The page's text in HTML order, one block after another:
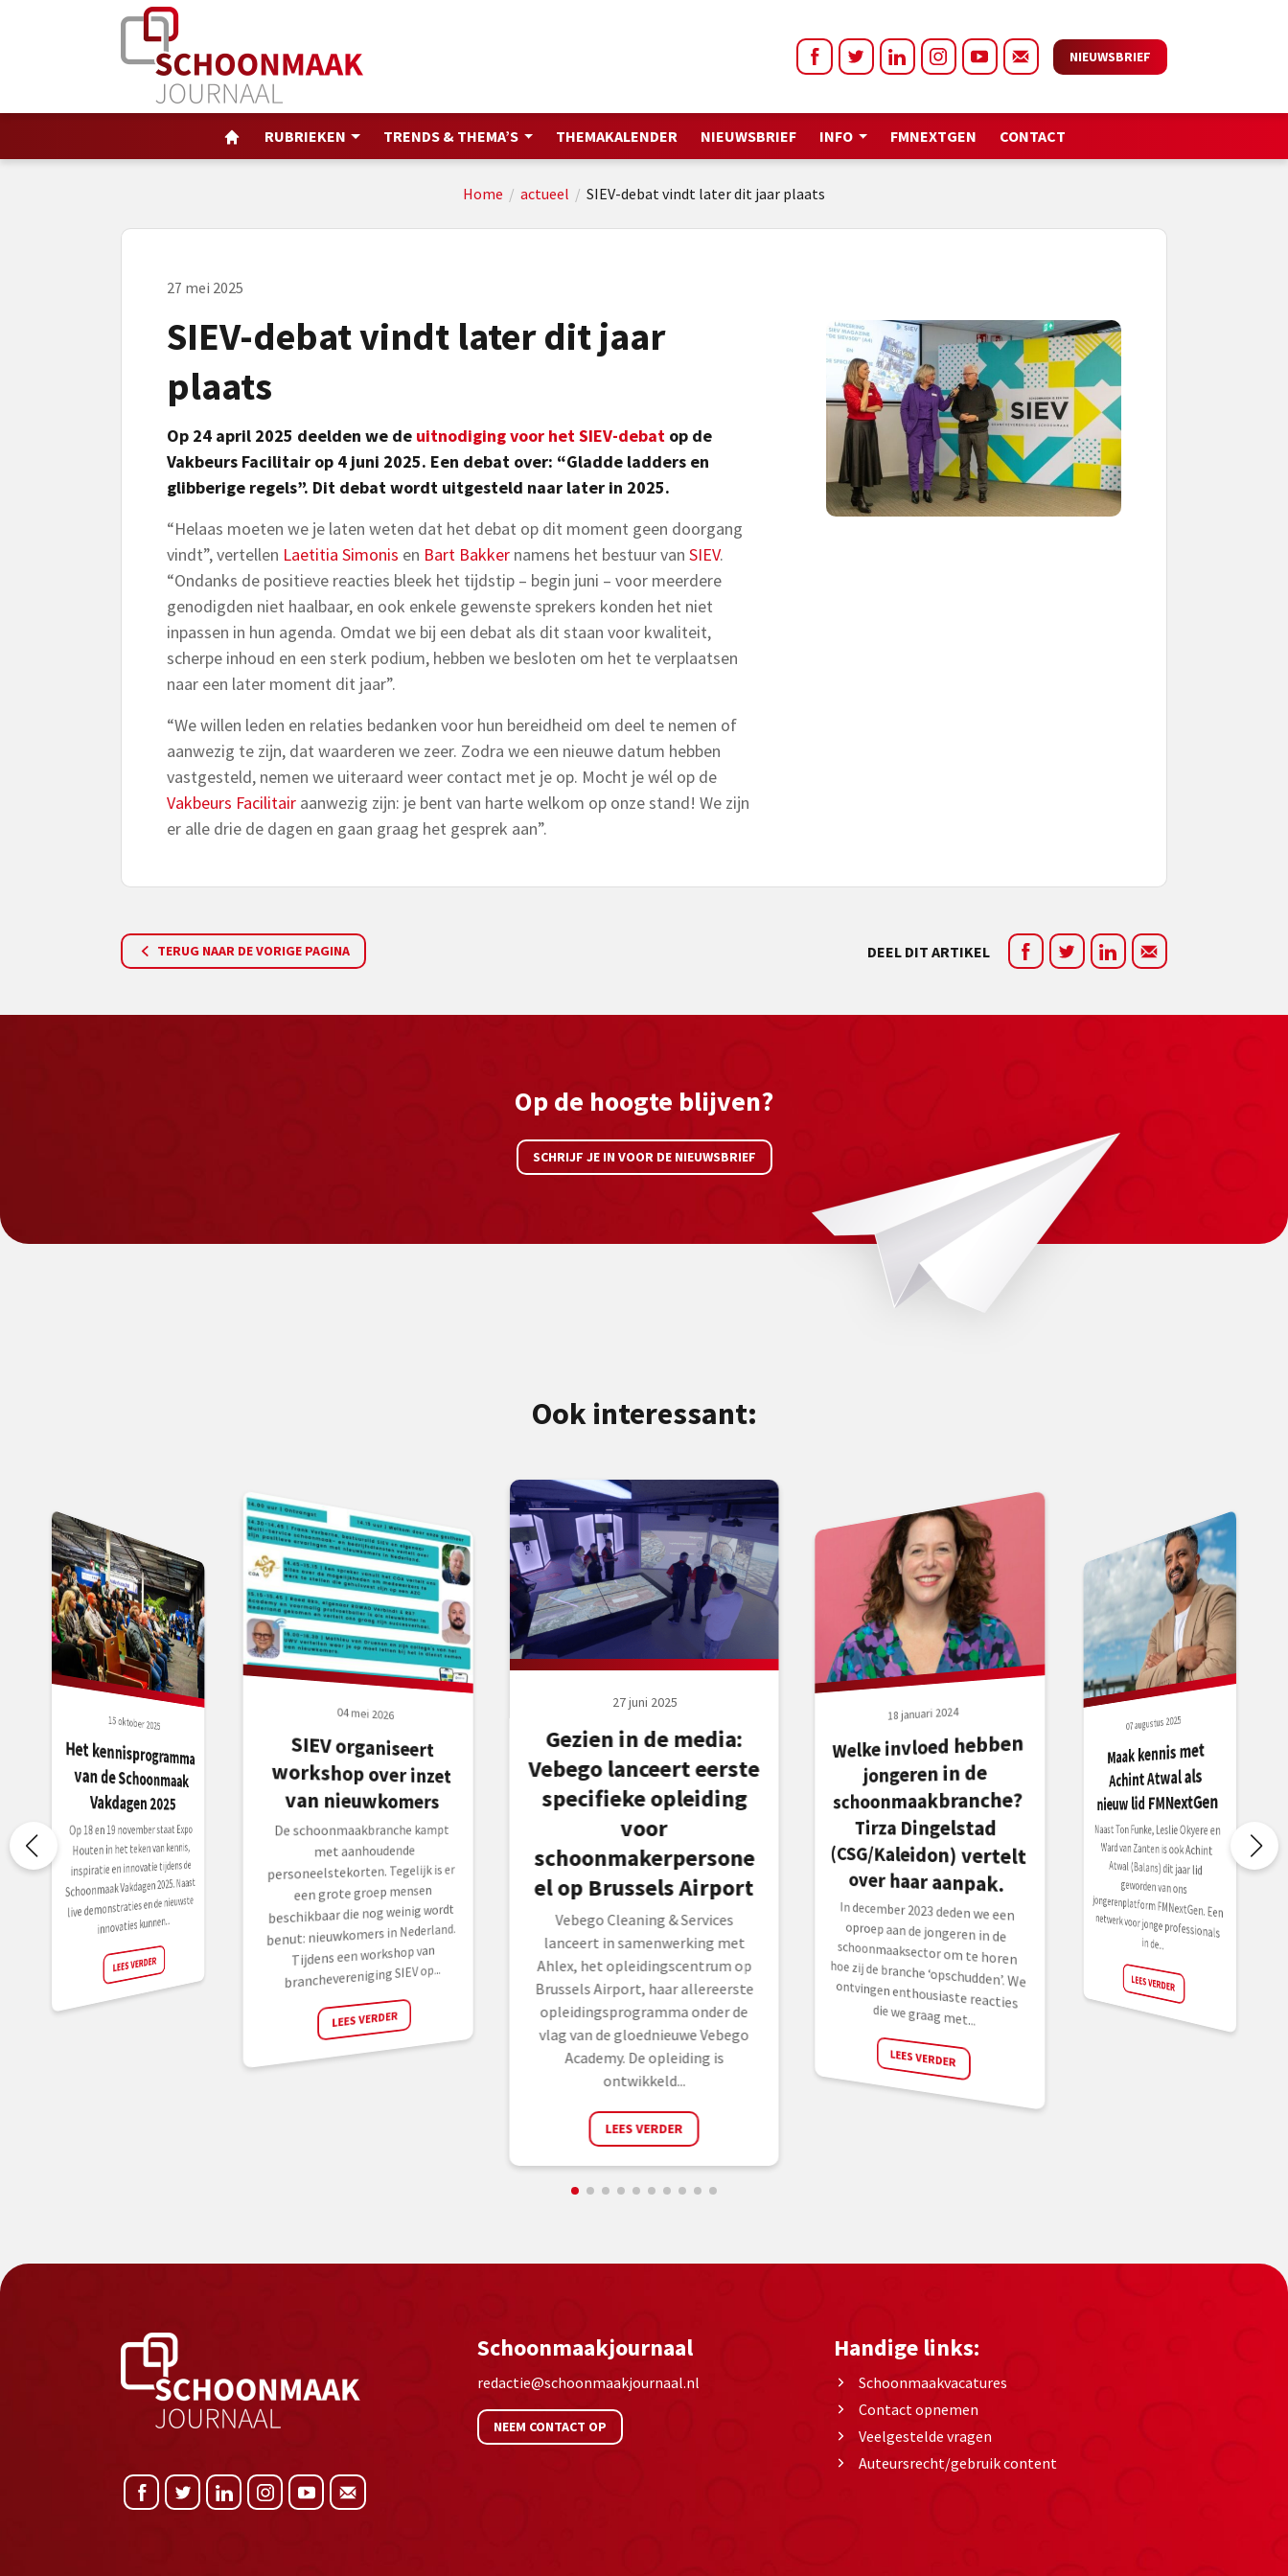
NIEUWSBRIEF
RUBRIEKEN TRENDS & THEMA’S THEMAKALENDER NIEUWSBRIEF INFO FMNEXTGEN CONTACT
Home / actueel / SIEV-debat vindt later dit jaar plaats
27 mei 2025
SIEV-debat vindt later dit jaar
plaats
Op 24 april 2025 deelden we de uitnodiging voor het SIEV-debat op de
Vakbeurs Facilitair op 4 juni 2025. Een debat over: “Gladde ladders en
glibberige regels”. Dit debat wordt uitgesteld naar later in 2025.
“Helaas moeten we je laten weten dat het debat op dit moment geen doorgang
vindt”, vertellen Laetitia Simonis en Bart Bakker namens het bestuur van SIEV.
“Ondanks de positieve reacties bleek het tijdstip – begin juni – voor meerdere
genodigden niet haalbaar, en ook enkele gewenste sprekers konden het niet
inpassen in hun agenda. Omdat we bij een debat als dit staan voor kwaliteit,
scherpe inhoud en een sterk podium, hebben we besloten om het te verplaatsen
naar een later moment dit jaar”.
“We willen leden en relaties bedanken voor hun bereidheid om deel te nemen of
aanwezig te zijn, dat waarderen we zeer. Zodra we een nieuwe datum hebben
vastgesteld, nemen we uiteraard weer contact met je op. Mocht je wél op de
Vakbeurs Facilitair aanwezig zijn: je bent van harte welkom op onze stand! We zijn
er alle drie de dagen en gaan graag het gesprek aan”.
TERUG NAAR DE VORIGE PAGINA DEEL DIT ARTIKEL
Op de hoogte blijven?
SCHRIJF JE IN VOOR DE NIEUWSBRIEF
Ook interessant:
15 oktober 2025
Het kennisprogramma
van de Schoonmaak
Vakdagen 2025
Op 18 en 19 november staat Expo
Houten in het teken van kennis,
inspiratie en innovatie tijdens de
Schoonmaak Vakdagen 2025. Naast
live demonstraties en de nieuwste
innovaties kunnen...
LEES VERDER
04 mei 2026
SIEV organiseert
workshop over inzet
van nieuwkomers
De schoonmaakbranche kampt
met aanhoudende
personeelstekorten. Tegelijk is er
een grote groep mensen
beschikbaar die nog weinig wordt
benut: nieuwkomers in Nederland.
Tijdens een workshop van
branchevereniging SIEV op...
LEES VERDER
27 juni 2025
Gezien in de media:
Vebego lanceert eerste
specifieke opleiding
voor
schoonmakerpersone
el op Brussels Airport
Vebego Cleaning & Services
lanceert in samenwerking met
Ahlex, het opleidingscentrum op
Brussels Airport, haar allereerste
opleidingsprogramma onder de
vlag van de gloednieuwe Vebego
Academy. De opleiding is
ontwikkeld...
LEES VERDER
18 januari 2024
Welke invloed hebben
jongeren in de
schoonmaakbranche?
Tirza Dingelstad
(CSG/Kaleidon) vertelt
over haar aanpak.
In december 2023 deden we een
oproep aan de jongeren in de
schoonmaaksector om te horen
hoe zij de branche ‘opschudden’. We
ontvingen enthousiaste reacties
die we graag met...
LEES VERDER
07 augustus 2025
Maak kennis met
Achint Atwal als
nieuw lid FMNextGen
Naast Ton Funke, Leslie Okyere en
Ward van Zanten is ook Achint
Atwal (Balans) dit jaar lid
geworden van ons
jongerenplatform FMNextGen. Een
netwerk voor jonge professionals
in de...
LEES VERDER
Schoonmaakjournaal
redactie@schoonmaakjournaal.nl
NEEM CONTACT OP
Handige links:
Schoonmaakvacatures
Contact opnemen
Veelgestelde vragen
Auteursrecht/gebruik content